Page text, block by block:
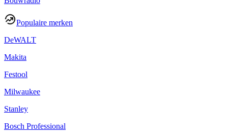
Populaire merken
DeWALT
Makita
Festool
Milwaukee
Stanley
Bosch Professional